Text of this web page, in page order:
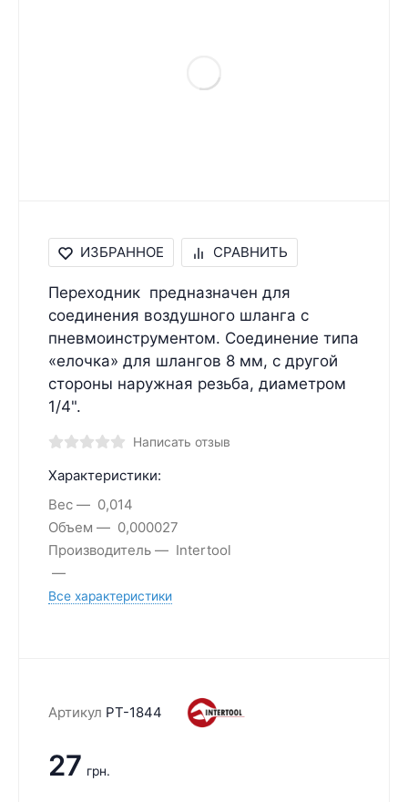
ИЗБРАННОЕ СРАВНИТЬ
Переходник предназначен для
соединения воздушного шланга с
пневмоинструментом. Соединение типа
«елочка» для шлангов 8 мм, с другой
стороны наружная резьба, диаметром
1/4".
Написать отзыв
Характеристики:
Вес
0,014
Объем
0,000027
Производитель
Intertool
Все характеристики
Артикул PT-1844
27 грн.